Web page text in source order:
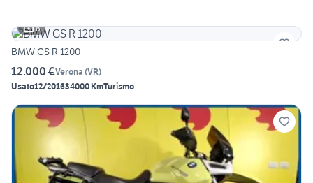
6
BMW GS R 1200
12.000 €Verona (VR)
Usato12/201634000 KmTurismo